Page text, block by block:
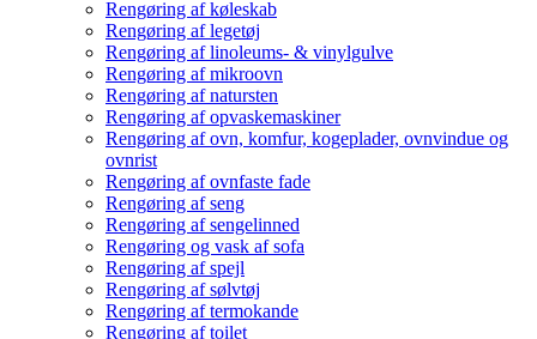
Rengøring af køleskab
Rengøring af legetøj
Rengøring af linoleums- & vinylgulve
Rengøring af mikroovn
Rengøring af natursten
Rengøring af opvaskemaskiner
Rengøring af ovn, komfur, kogeplader, ovnvindue og
ovnrist
Rengøring af ovnfaste fade
Rengøring af seng
Rengøring af sengelinned
Rengøring og vask af sofa
Rengøring af spejl
Rengøring af sølvtøj
Rengøring af termokande
Rengøring af toilet